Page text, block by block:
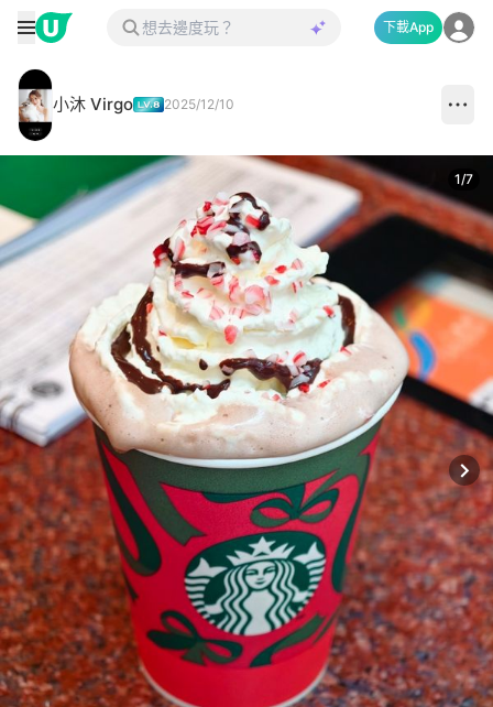
下載App
小沐 Virgo 2025/12/10
1/7